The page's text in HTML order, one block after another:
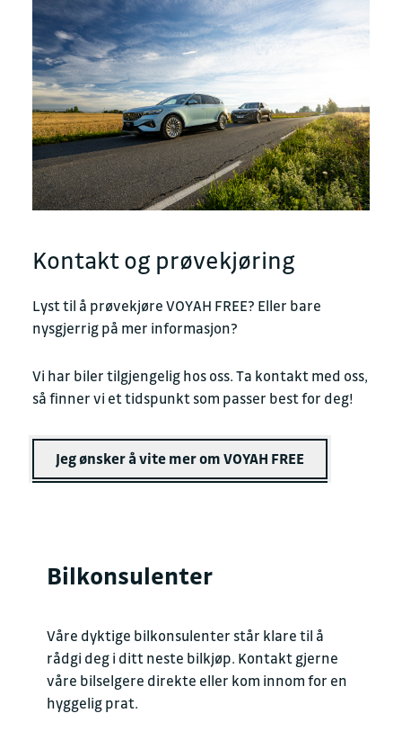
Kontakt og prøvekjøring
Lyst til å prøvekjøre VOYAH FREE? Eller bare
nysgjerrig på mer informasjon?
Vi har biler tilgjengelig hos oss. Ta kontakt med oss,
så finner vi et tidspunkt som passer best for deg!
Jeg ønsker å vite mer om VOYAH FREE
Bilkonsulenter
Våre dyktige bilkonsulenter står klare til å
rådgi deg i ditt neste bilkjøp. Kontakt gjerne
våre bilselgere direkte eller kom innom for en
hyggelig prat.